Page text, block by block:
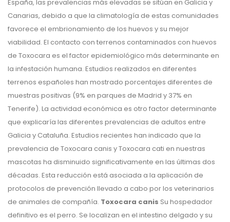
España, las prevalencias más elevadas se sitúan en Galicia y
Canarias, debido a que la climatología de estas comunidades
favorece el embrionamiento de los huevos y su mejor
viabilidad. El contacto con terrenos contaminados con huevos
de Toxocara es el factor epidemiológico más determinante en
la infestación humana. Estudios realizados en diferentes
terrenos españoles han mostrado porcentajes diferentes de
muestras positivas (9% en parques de Madrid y 37% en
Tenerife). La actividad económica es otro factor determinante
que explicaría las diferentes prevalencias de adultos entre
Galicia y Cataluña. Estudios recientes han indicado que la
prevalencia de Toxocara canis y Toxocara cati en nuestras
mascotas ha disminuido significativamente en las últimas dos
décadas. Esta reducción está asociada a la aplicación de
protocolos de prevención llevado a cabo por los veterinarios
de animales de compañía. Toxocara canis Su hospedador
definitivo es el perro. Se localizan en el intestino delgado y su